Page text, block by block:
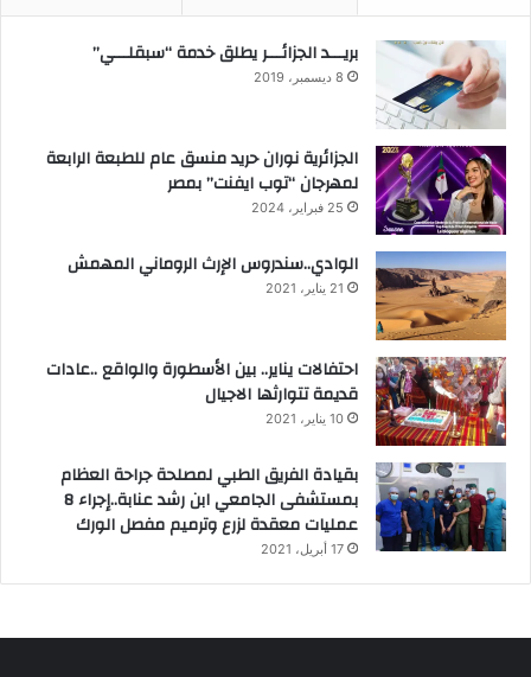
بريـــد الجزائـــر يطلق خدمة “سبقلـــي”
8 ديسمبر، 2019
الجزائرية نوران حريد منسق عام للطبعة الرابعة
لمهرجان “توب ايفنت” بمصر
25 فبراير، 2024
الوادي..سندروس الإرث الروماني المهمش
21 يناير، 2021
احتفالات يناير.. بين الأسطورة والواقع ..عادات
قديمة تتوارثها الاجيال
10 يناير، 2021
بقيادة الفريق الطبي لمصلحة جراحة العظام
بمستشفى الجامعي ابن رشد عنابة..إجراء 8
عمليات معقدة لزرع وترميم مفصل الورك
17 أبريل، 2021